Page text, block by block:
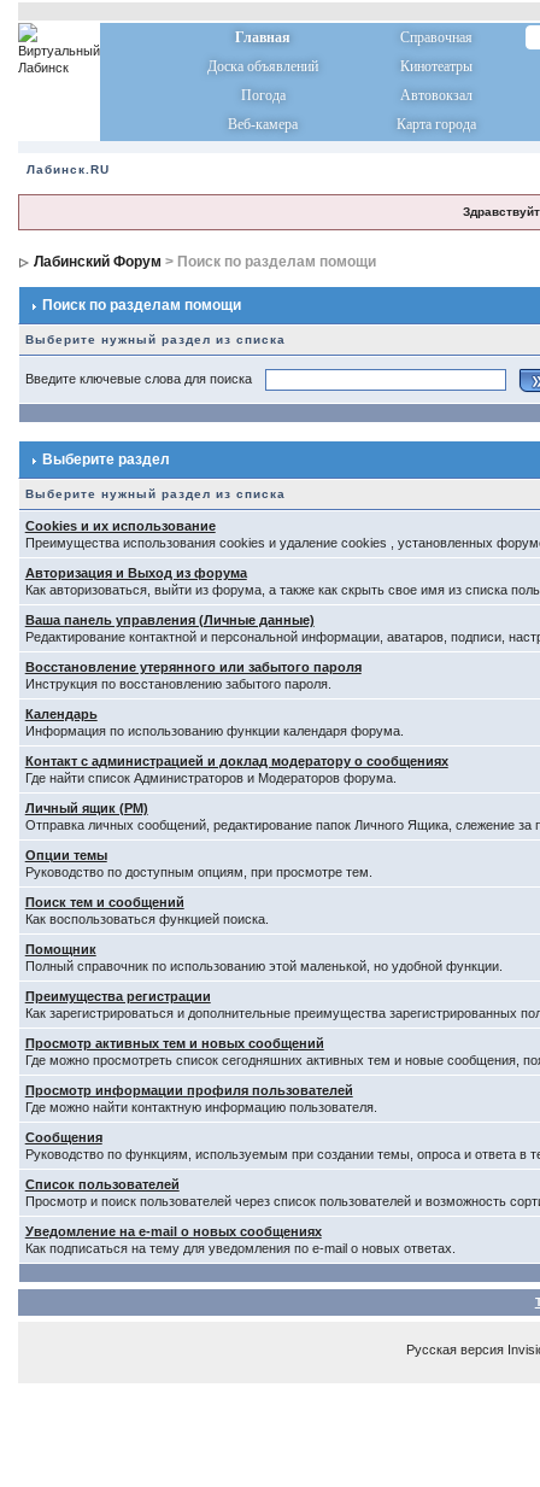
Главная
Справочная
Доска объявлений
Кинотеатры
Погода
Автовокзал
Веб-камера
Карта города
Лабинск.RU
Лабинский Форум > Поиск по разделам помощи
Поиск по разделам помощи
Выберите нужный раздел из списка
Введите ключевые слова для поиска
Выберите раздел
Выберите нужный раздел из списка
Cookies и их использование
Преимущества использования cookies и удаление cookies , установленных
Авторизация и Выход из форума
Как авторизоваться, выйти из форума, а также как скрыть свое имя из списка
Ваша панель управления (Личные данные)
Редактирование контактной и персональной информации, аватаров, подписи,
Восстановление утерянного или забытого пароля
Инструкция по восстановлению забытого пароля.
Календарь
Информация по использованию функции календаря форума.
Контакт с администрацией и доклад модератору о сообщениях
Где найти список Администраторов и Модераторов форума.
Личный ящик (PM)
Отправка личных сообщений, редактирование папок Личного Ящика, слежение
Опции темы
Руководство по доступным опциям, при просмотре тем.
Поиск тем и сообщений
Как воспользоваться функцией поиска.
Помощник
Полный справочник по использованию этой маленькой, но удобной функции.
Преимущества регистрации
Как зарегистрироваться и дополнительные преимущества зарегистрированных
Просмотр активных тем и новых сообщений
Где можно просмотреть список сегодняшних активных тем и новые сообщения,
Просмотр информации профиля пользователей
Где можно найти контактную информацию пользователя.
Сообщения
Руководство по функциям, используемым при создании темы, опроса и ответа в
Список пользователей
Просмотр и поиск пользователей через список пользователей и возможность
Уведомление на e-mail о новых сообщениях
Как подписаться на тему для уведомления по e-mail о новых ответах.
Русская версия